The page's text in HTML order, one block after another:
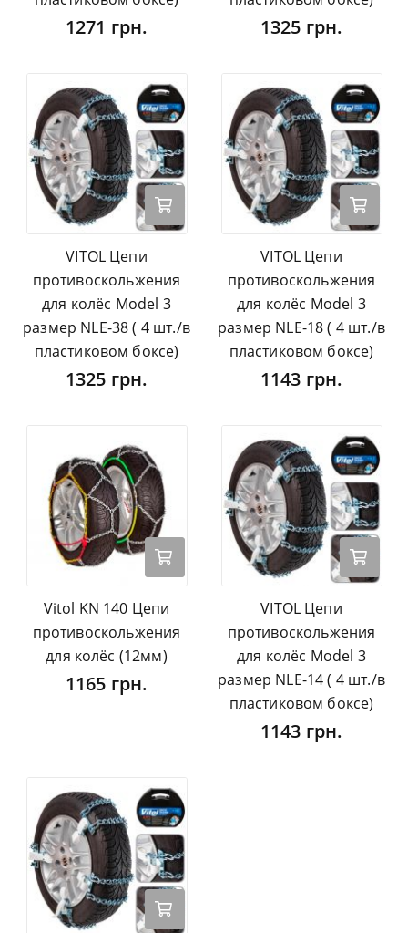
1271 грн. 1325 грн.
VITOL Цепи
противоскольжения
для колёс Model 3
размер NLE-38 ( 4 шт./в
пластиковом боксе)
1325 грн.
VITOL Цепи
противоскольжения
для колёс Model 3
размер NLE-18 ( 4 шт./в
пластиковом боксе)
1143 грн.
Vitol KN 140 Цепи
противоскольжения
для колёс (12мм)
1165 грн.
VITOL Цепи
противоскольжения
для колёс Model 3
размер NLE-14 ( 4 шт./в
пластиковом боксе)
1143 грн.